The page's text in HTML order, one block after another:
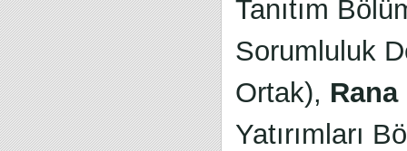
Tanıtım
Sorumluluk
Ortak),
Yatırımları